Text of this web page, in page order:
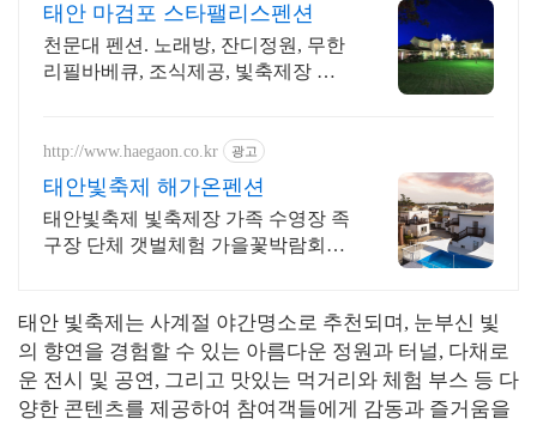
태안 마검포 스타팰리스펜션
천문대 펜션. 노래방, 잔디정원, 무한
리필바베큐, 조식제공, 빛축제장 바
http://www.haegaon.co.kr 광고
태안빛축제 해가온펜션
태안빛축제 빛축제장 가족 수영장 족
구장 단체 갯벌체험 가을꽃박람회
태안 빛축제는 사계절 야간명소로 추천되며, 눈부신 빛
의 향연을 경험할 수 있는 아름다운 정원과 터널, 다채로
운 전시 및 공연, 그리고 맛있는 먹거리와 체험 부스 등 다
양한 콘텐츠를 제공하여 참여객들에게 감동과 즐거움을